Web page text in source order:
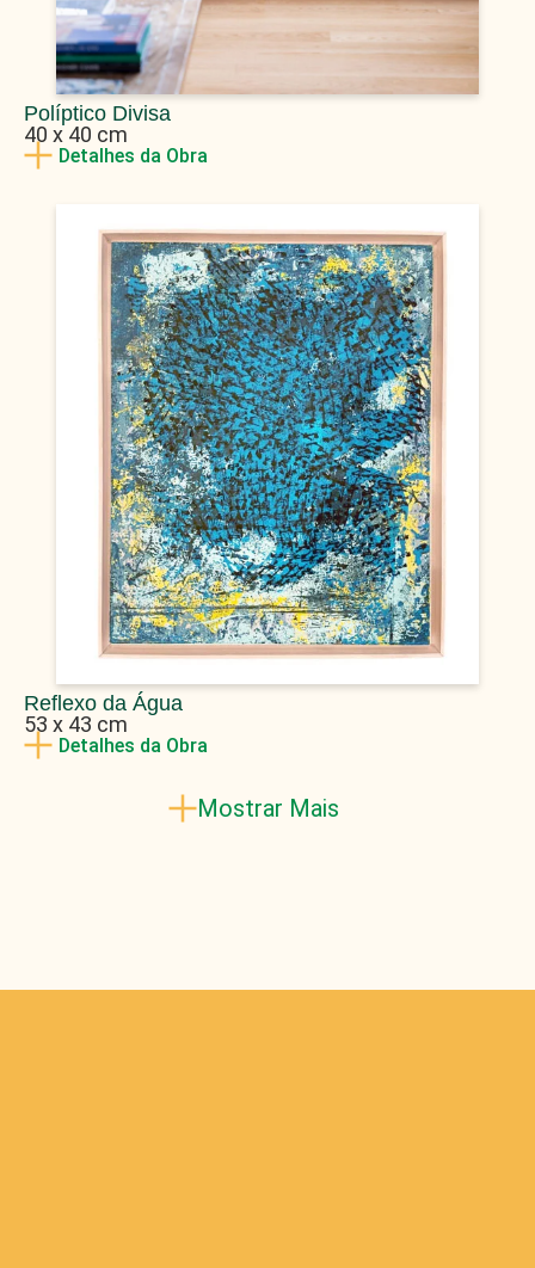
Políptico Divisa
40 x 40 cm
Detalhes da Obra
Reflexo da Água
53 x 43 cm
Detalhes da Obra
Mostrar Mais